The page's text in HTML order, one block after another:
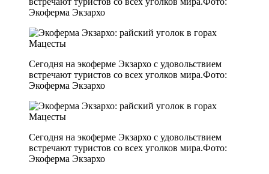
Экоферма Экзархо
Сегодня на экоферме Экзархо с удовольствием
встречают туристов со всех уголков мира.Фото:
Экоферма Экзархо
Сегодня на экоферме Экзархо с удовольствием
встречают туристов со всех уголков мира.Фото:
Экоферма Экзархо